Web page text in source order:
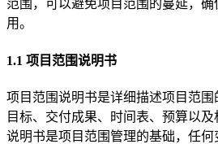
范围，可以避免项目范围的蔓延，确
用。
1.1 项目范围说明书
项目范围说明书是详细描述项目范
目标、交付成果、时间表、预算以
说明书是项目范围管理的基础，任